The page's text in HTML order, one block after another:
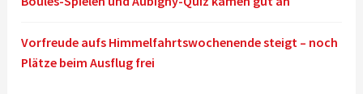
Vorfreude aufs Himmelfahrtswochenende steigt – noch
Plätze beim Ausflug frei